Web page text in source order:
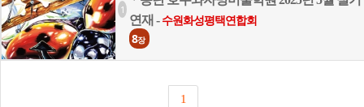
1
연재 - 수원화성평택연합회
8장
1